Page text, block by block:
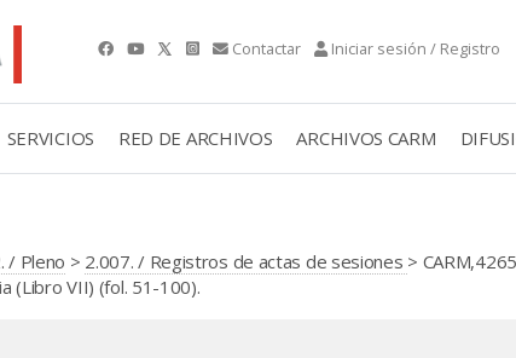
Contactar Iniciar sesión / Registro
SERVICIOS RED DE ARCHIVOS ARCHIVOS CARM
/ Pleno > 2.007. / Registros de actas de sesiones >
(Libro VII) (fol. 51-100).